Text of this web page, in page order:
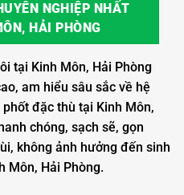
NGHIỆP NHẤT
HẢI PHÒNG
tại Kinh Môn, Hải Phòng
am hiểu sâu sắc về hệ
đặc thù tại Kinh Môn,
chóng, sạch sẽ, gọn
không ảnh hưởng đến sinh
Môn, Hải Phòng.